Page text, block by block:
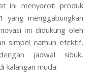
ini menyoroti produk
yang menggabungkan
ini didukung oleh
simpel namun efektif,
jadwal sibuk,
kalangan muda.